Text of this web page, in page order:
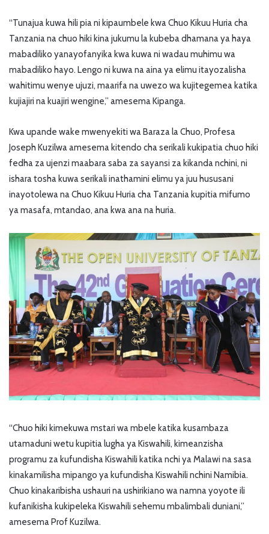
“Tunajua kuwa hili pia ni kipaumbele kwa Chuo Kikuu Huria cha
Tanzania na chuo hiki kina jukumu la kubeba dhamana ya haya
mabadiliko yanayofanyika kwa kuwa ni wadau muhimu wa
mabadiliko hayo. Lengo ni kuwa na aina ya elimu itayozalisha
wahitimu wenye ujuzi, maarifa na uwezo wa kujitegemea katika
kujiajiri na kuajiri wengine,” amesema Kipanga.
Kwa upande wake mwenyekiti wa Baraza la Chuo, Profesa
Joseph Kuzilwa amesema kitendo cha serikali kukipatia chuo hiki
fedha za ujenzi maabara saba za sayansi za kikanda nchini, ni
ishara tosha kuwa serikali inathamini elimu ya juu hususani
inayotolewa na Chuo Kikuu Huria cha Tanzania kupitia mifumo
ya masafa, mtandao, ana kwa ana na huria.
“Chuo hiki kimekuwa mstari wa mbele katika kusambaza
utamaduni wetu kupitia lugha ya Kiswahili, kimeanzisha
programu za kufundisha Kiswahili katika nchi ya Malawi na sasa
kinakamilisha mipango ya kufundisha Kiswahili nchini Namibia.
Chuo kinakaribisha ushauri na ushirikiano wa namna yoyote ili
kufanikisha kukipeleka Kiswahili sehemu mbalimbali duniani,”
amesema Prof Kuzilwa.